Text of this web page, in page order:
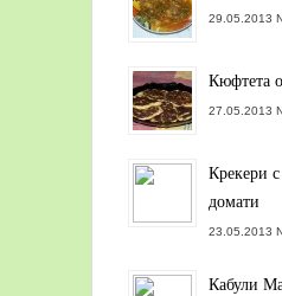
29.05.2013
Кюфтета
27.05.2013
Крекери
домати
23.05.2013
Кабули